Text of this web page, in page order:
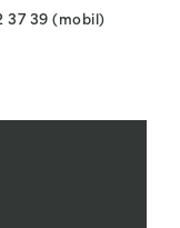
37 39 (mobil)